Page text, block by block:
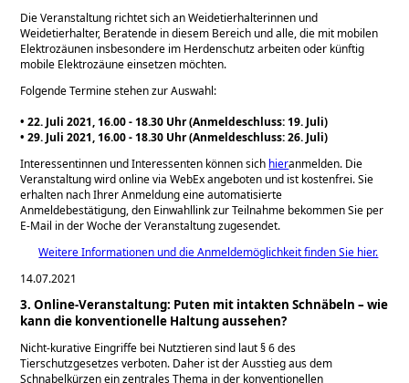
Die Veranstaltung richtet sich an Weidetierhalterinnen und
Weidetierhalter, Beratende in diesem Bereich und alle, die mit mobilen
Elektrozäunen insbesondere im Herdenschutz arbeiten oder künftig
mobile Elektrozäune einsetzen möchten.
Folgende Termine stehen zur Auswahl:
• 22. Juli 2021, 16.00 - 18.30 Uhr (Anmeldeschluss: 19. Juli)
• 29. Juli 2021, 16.00 - 18.30 Uhr (Anmeldeschluss: 26. Juli)
Interessentinnen und Interessenten können sich hieranmelden. Die
Veranstaltung wird online via WebEx angeboten und ist kostenfrei. Sie
erhalten nach Ihrer Anmeldung eine automatisierte
Anmeldebestätigung, den Einwahllink zur Teilnahme bekommen Sie per
E-Mail in der Woche der Veranstaltung zugesendet.
Weitere Informationen und die Anmeldemöglichkeit finden Sie hier.
14.07.2021
3. Online-Veranstaltung: Puten mit intakten Schnäbeln – wie
kann die konventionelle Haltung aussehen?
Nicht-kurative Eingriffe bei Nutztieren sind laut § 6 des
Tierschutzgesetzes verboten. Daher ist der Ausstieg aus dem
Schnabelkürzen ein zentrales Thema in der konventionellen